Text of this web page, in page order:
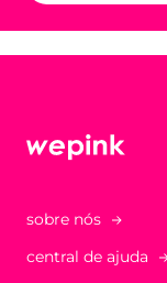
sobre nós
central de ajuda